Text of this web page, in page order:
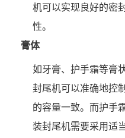
机可以实现良好的密
性。
膏体
如牙膏、护手霜等膏
封尾机可以准确地控
的容量一致。而护手
装封尾机需要采用适